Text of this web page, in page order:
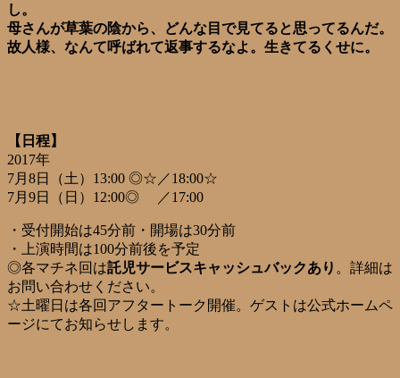
し。
母さんが草葉の陰から、どんな目で見てると思ってるんだ。
故人様、なんて呼ばれて返事するなよ。生きてるくせに。
【日程】
2017年
7月8日（土）13:00 ◎☆／18:00☆
7月9日（日）12:00◎ ／17:00
・受付開始は45分前・開場は30分前
・上演時間は100分前後を予定
◎各マチネ回は託児サービスキャッシュバックあり 。詳細は
お問い合わせください。
☆土曜日は各回アフタートーク開催。ゲストは公式ホームペ
ージにてお知らせします。